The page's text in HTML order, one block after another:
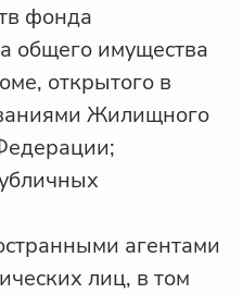
фонда
общего имущества
открытого в
Жилищного
агентами
лиц, в том